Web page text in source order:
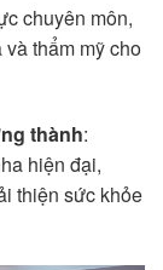
chuyên môn,
thẩm mỹ cho
thành:
hiện đại,
thiện sức khỏe